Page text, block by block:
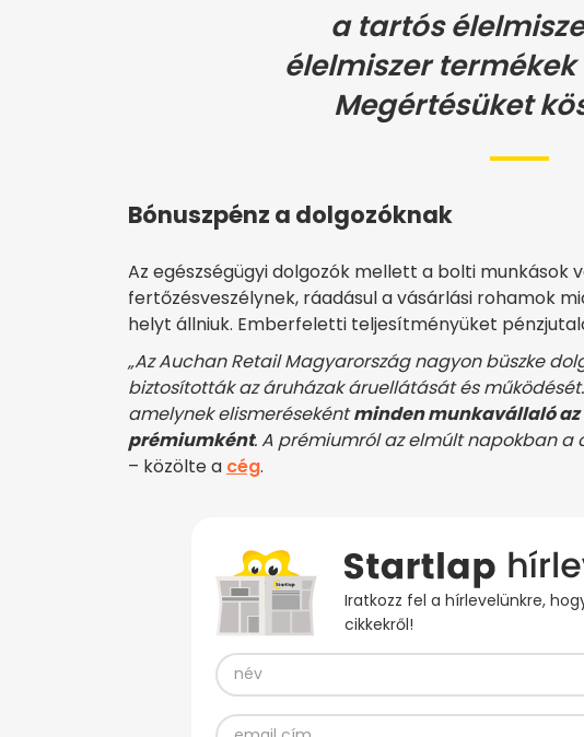
a tartós
élelmiszer termékek
Megértésüket
Bónuszpénz a dolgozóknak
Az egészségügyi dolgozók mellett a bolti munkások
fertőzésveszélynek, ráadásul a vásárlási rohamok
helyt állniuk. Emberfeletti teljesítményüket
„Az Auchan Retail Magyarország nagyon büszke
biztosították az áruházak áruellátását és
amelynek elismerésekéntminden munkavállaló
prémiumként. A prémiumról az elmúlt napokban a
– közölte a cég.
Iratkozz fel a hírlevelünkre,
cikkekről!